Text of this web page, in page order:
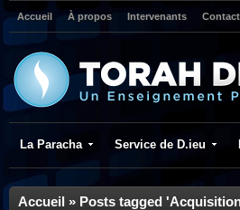
Accueil À propos Intervenants Contact
La Paracha Service de D.ieu
Accueil » Posts tagged